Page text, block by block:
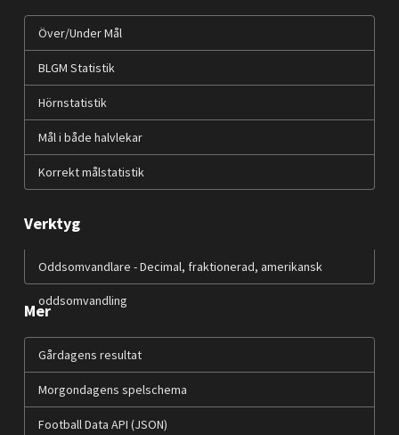
Över/Under Mål
BLGM Statistik
Hörnstatistik
Mål i både halvlekar
Korrekt målstatistik
Verktyg
Oddsomvandlare - Decimal, fraktionerad, amerikansk
oddsomvandling
Mer
Gårdagens resultat
Morgondagens spelschema
Football Data API (JSON)